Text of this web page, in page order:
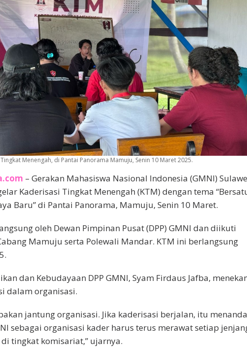
Menengah, di Pantai Panorama Mamuju, Senin 10 Maret 2025.
– Gerakan Mahasiswa Nasional Indonesia (GMNI)
Kaderisasi Tingkat Menengah (KTM) dengan tema
Baru” di Pantai Panorama, Mamuju, Senin 10 Maret.
oleh Dewan Pimpinan Pusat (DPP) GMNI dan diikuti
Mamuju serta Polewali Mandar. KTM ini berlangsung
dan Kebudayaan DPP GMNI, Syam Firdaus Jafba,
dalam organisasi.
jantung organisasi. Jika kaderisasi berjalan, itu
sebagai organisasi kader harus terus merawat setiap
tingkat komisariat,” ujarnya.